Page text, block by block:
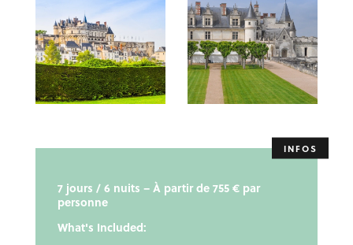
7 jours / 6 nuits – À partir de 755 € par
personne
What's Included: